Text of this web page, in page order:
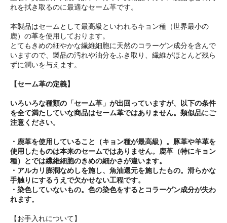
れを拭き取るのに最適なセーム革です。
本製品はセームとして最高級といわれるキョン種（世界最小の
鹿）の革を使用しております。
とてもきめの細やかな繊維細胞に天然のコラーゲン成分を含んで
いますので、製品の汚れや油分をふき取り、繊維がほとんど残ら
ずに潤いを与えます。
【セーム革の定義】
いろいろな種類の「セーム革」が出回っていますが、以下の条件
を全て満たしていな商品はセーム革ではありません。類似品にご
注意ください。
・鹿革を使用していること（キョン種が最高級）。豚革や羊革を
使用したものは本来のセームではありません。鹿革（特にキョン
種）とでは繊維細胞のきめの細かさが違います。
・アルカリ膨潤なめしを施し、魚油還元を施したもの。滑らかな
手触りにするうえで欠かせない工程です。
・染色していないもの。色の染色をするとコラーゲン成分が失わ
れます。
【お手入れについて】